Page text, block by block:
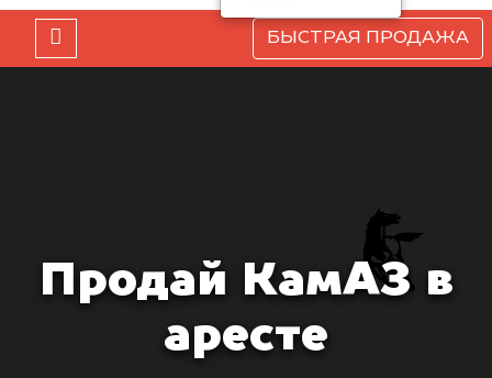
БЫСТРАЯ ПРОДАЖА
Продай КамАЗ в
аресте